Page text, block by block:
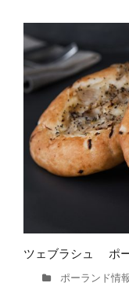
ツェブラシュ ポ
ポーランド情